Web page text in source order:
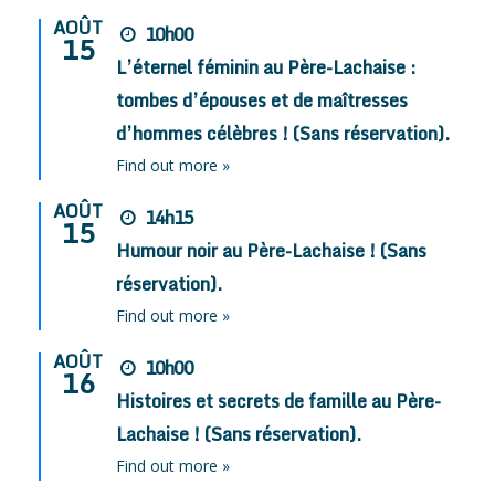
AOÛT
15
10h00
L’éternel féminin au Père-Lachaise :
tombes d’épouses et de maîtresses
d’hommes célèbres ! (Sans réservation).
Find out more »
AOÛT
15
14h15
Humour noir au Père-Lachaise ! (Sans
réservation).
Find out more »
AOÛT
16
10h00
Histoires et secrets de famille au Père-
Lachaise ! (Sans réservation).
Find out more »